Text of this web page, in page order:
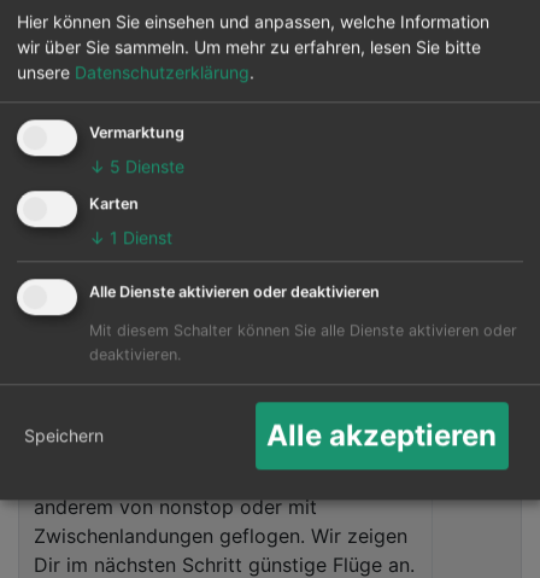
Wir laden die aktuellsten Flüge für Sie....
Sie suchen nach weiteren Infos zum Airport Casique
Aramare ? Dann finden Sie hier auch das Airport-Profil
vonCasique Aramare (PYH)
Flugverbindungen zum
Flughafen Casique Aramare
ab deutschen Airports:
Flug von Frankfurt Main nach Casique
Die Flugroute vom Flughafen Frankfurt
Main nach Casique Aramare wird unter
anderem von nonstop oder mit
Zwischenlandungen geflogen. Wir zeigen
Dir im nächsten Schritt günstige Flüge an.
Prüfen
Hier können Sie einsehen und anpassen, welche Information
wir über Sie sammeln. Um mehr zu erfahren, lesen Sie bitte
unsere Datenschutzerklärung.
Vermarktung
↓ 5 Dienste
Karten
↓ 1 Dienst
Alle Dienste aktivieren oder deaktivieren
Mit diesem Schalter können Sie alle Dienste aktivieren oder
deaktivieren.
Speichern Alle akzeptieren